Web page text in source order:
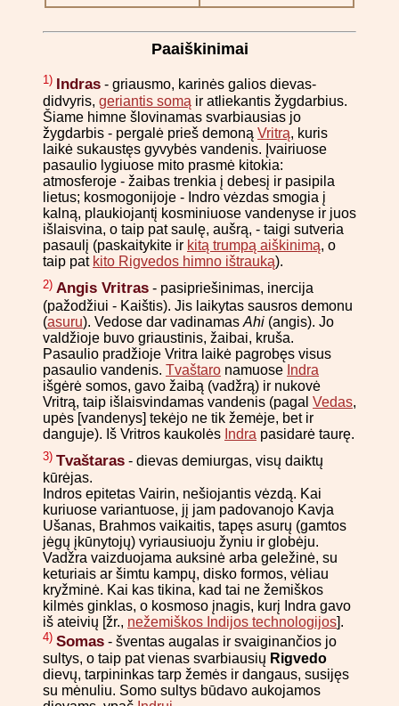
Paaiškinimai
1) Indras - griausmo, karinės galios dievas-
didvyris, geriantis somą ir atliekantis žygdarbius.
Šiame himne šlovinamas svarbiausias jo
žygdarbis - pergalė prieš demoną Vritrą, kuris
laikė sukaustęs gyvybės vandenis. Įvairiuose
pasaulio lygiuose mito prasmė kitokia:
atmosferoje - žaibas trenkia į debesį ir pasipila
lietus; kosmogonijoje - Indro vėzdas smogia į
kalną, plaukiojantį kosminiuose vandenyse ir juos
išlaisvina, o taip pat saulę, aušrą, - taigi sutveria
pasaulį (paskaitykite ir kitą trumpą aiškinimą, o
taip pat kito Rigvedos himno ištrauką).
2) Angis Vritras - pasipriešinimas, inercija
(pažodžiui - Kaištis). Jis laikytas sausros demonu
(asuru). Vedose dar vadinamas Ahi (angis). Jo
valdžioje buvo griaustinis, žaibai, kruša.
Pasaulio pradžioje Vritra laikė pagrobęs visus
pasaulio vandenis. Tvaštaro namuose Indra
išgėrė somos, gavo žaibą (vadžrą) ir nukovė
Vritrą, taip išlaisvindamas vandenis (pagal Vedas,
upės [vandenys] tekėjo ne tik žemėje, bet ir
danguje). Iš Vritros kaukolės Indra pasidarė taurę.
3) Tvaštaras - dievas demiurgas, visų daiktų
kūrėjas.
Indros epitetas Vairin, nešiojantis vėzdą. Kai
kuriuose variantuose, jį jam padovanojo Kavja
Ušanas, Brahmos vaikaitis, tapęs asurų (gamtos
jėgų įkūnytojų) vyriausiuoju žyniu ir globėju.
Vadžra vaizduojama auksinė arba geležinė, su
keturiais ar šimtu kampų, disko formos, vėliau
kryžminė. Kai kas tikina, kad tai ne žemiškos
kilmės ginklas, o kosmoso įnagis, kurį Indra gavo
iš ateivių [žr., nežemiškos Indijos technologijos].
4) Somas - šventas augalas ir svaiginančios jo
sultys, o taip pat vienas svarbiausių Rigvedo
dievų, tarpininkas tarp žemės ir dangaus, susijęs
su mėnuliu. Somo sultys būdavo aukojamos